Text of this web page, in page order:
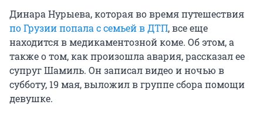
Динара Нурыева, которая во время путешествия
по Грузии попала с семьей в ДТП, все еще
находится в медикаментозной коме. Об этом, а
также о том, как произошла авария, рассказал ее
супруг Шамиль. Он записал видео и ночью в
субботу, 19 мая, выложил в группе сбора помощи
девушке.